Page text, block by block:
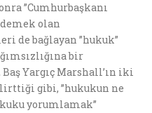
”Cumhurbaşkanı
olan
de bağlayan ”hukuk”
bir
Yargıç Marshall’ın iki
gibi, ”hukukun ne
yorumlamak”